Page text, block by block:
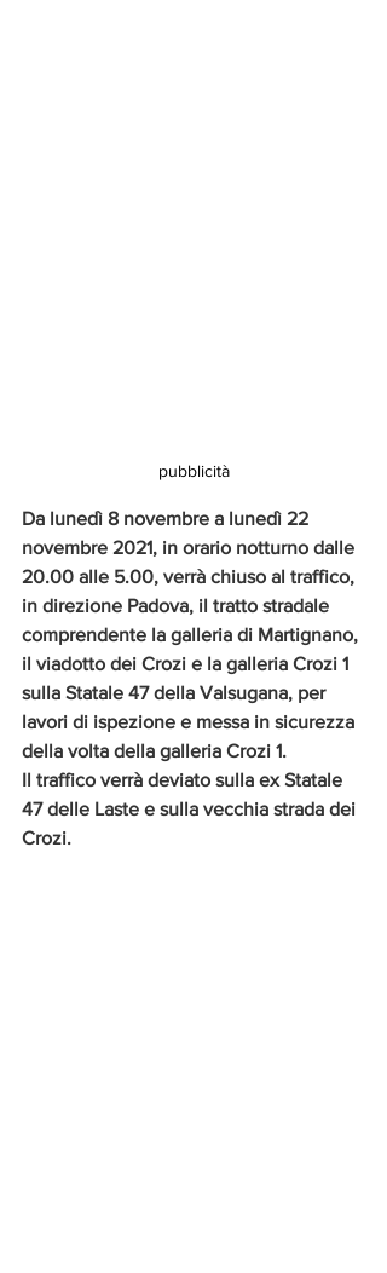
pubblicità
Da lunedì 8 novembre a lunedì 22
novembre 2021, in orario notturno dalle
20.00 alle 5.00, verrà chiuso al traffico,
in direzione Padova, il tratto stradale
comprendente la galleria di Martignano,
il viadotto dei Crozi e la galleria Crozi 1
sulla Statale 47 della Valsugana, per
lavori di ispezione e messa in sicurezza
della volta della galleria Crozi 1.
Il traffico verrà deviato sulla ex Statale
47 delle Laste e sulla vecchia strada dei
Crozi.